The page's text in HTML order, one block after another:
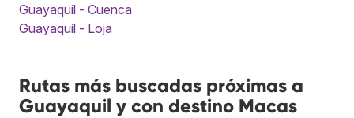
Guayaquil - Cuenca
Guayaquil - Loja
Rutas más buscadas próximas a
Guayaquil y con destino Macas